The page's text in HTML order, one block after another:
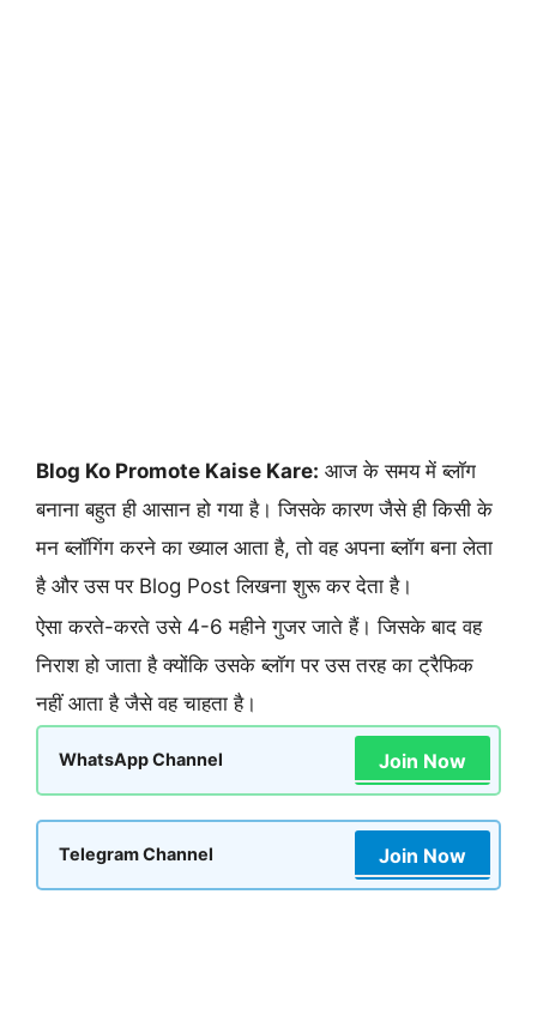
Blog Ko Promote Kaise Kare: आज के समय में ब्लॉग
बनाना बहुत ही आसान हो गया है। जिसके कारण जैसे ही किसी के
मन ब्लॉगिंग करने का ख्याल आता है, तो वह अपना ब्लॉग बना लेता
है और उस पर Blog Post लिखना शुरू कर देता है।
ऐसा करते-करते उसे 4-6 महीने गुजर जाते हैं। जिसके बाद वह
निराश हो जाता है क्योंकि उसके ब्लॉग पर उस तरह का ट्रैफिक
नहीं आता है जैसे वह चाहता है।
WhatsApp Channel Join Now
Telegram Channel Join Now